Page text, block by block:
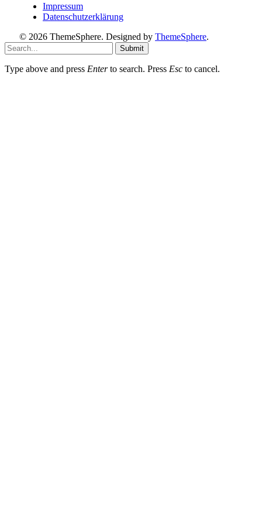
Impressum
Datenschutzerklärung
© 2026 ThemeSphere. Designed by ThemeSphere.
Submit
Type above and press Enterto search. Press Esc to cancel.